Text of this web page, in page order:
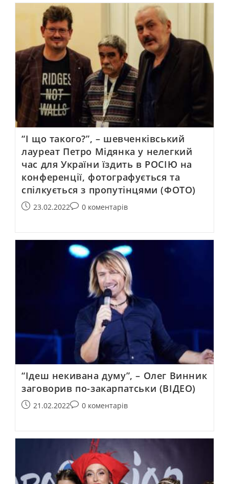
“І що такого?”, – шевченківський
лауреат Петро Мідянка у нелегкий
час для України їздить в РОСІЮ на
конференції, фотографується та
спілкується з пропутінцями (ФОТО)
23.02.2022 0 коментарів
“Ідеш некивана думу”, – Олег Винник
заговорив по-закарпатськи (ВІДЕО)
21.02.2022 0 коментарів